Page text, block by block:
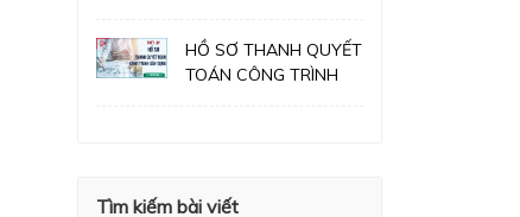
HỒ SƠ THANH QUYẾT
TOÁN CÔNG TRÌNH
Tìm kiếm bài viết